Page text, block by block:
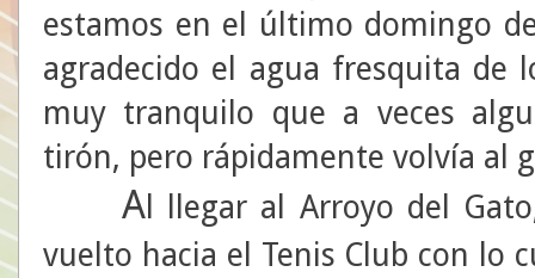
estamos en el último domingo
agradecido el agua fresquita de
muy tranquilo que a veces
tirón, pero rápidamente volvía al
Al llegar al Arroyo del
vuelto hacia el Tenis Club con lo